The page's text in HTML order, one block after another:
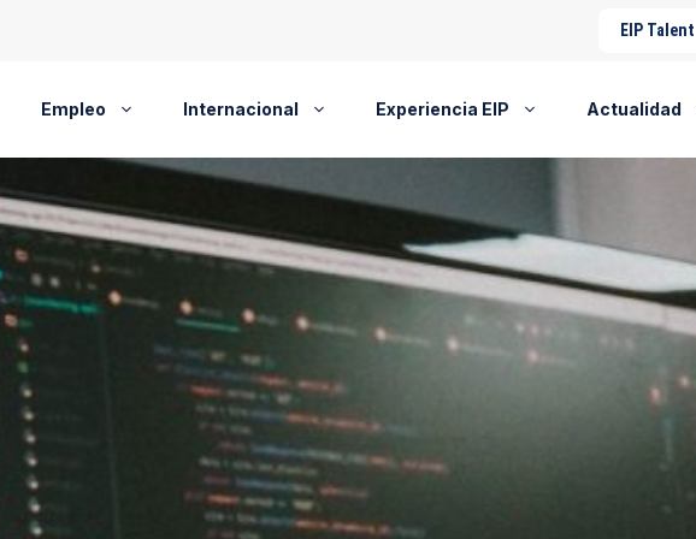
EIP Talent
Empleo Internacional Experiencia EIP Actualidad